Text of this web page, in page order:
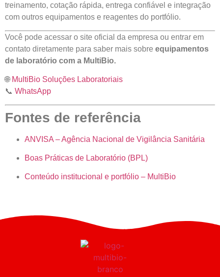
treinamento, cotação rápida, entrega confiável e integração
com outros equipamentos e reagentes do portfólio.
Você pode acessar o site oficial da empresa ou entrar em
contato diretamente para saber mais sobre equipamentos
de laboratório com a MultiBio.
🌐 MultiBio Soluções Laboratoriais
📞 WhatsApp
Fontes de referência
ANVISA – Agência Nacional de Vigilância Sanitária
Boas Práticas de Laboratório (BPL)
Conteúdo institucional e portfólio – MultiBio